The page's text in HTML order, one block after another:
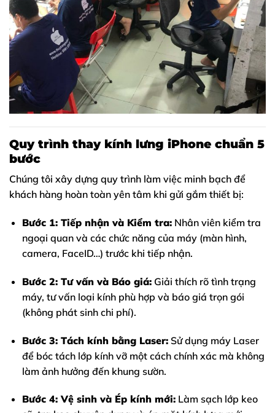
Quy trình thay kính lưng iPhone chuẩn 5
bước
Chúng tôi xây dựng quy trình làm việc minh bạch để
khách hàng hoàn toàn yên tâm khi gửi gắm thiết bị:
Bước 1: Tiếp nhận và Kiểm tra:Nhân viên kiểm tra
ngoại quan và các chức năng của máy (màn hình,
camera, FaceID…) trước khi tiếp nhận.
Bước 2: Tư vấn và Báo giá:Giải thích rõ tình trạng
máy, tư vấn loại kính phù hợp và báo giá trọn gói
(không phát sinh chi phí).
Bước 3: Tách kính bằng Laser:Sử dụng máy Laser
để bóc tách lớp kính vỡ một cách chính xác mà không
làm ảnh hưởng đến khung sườn.
Bước 4: Vệ sinh và Ép kính mới:Làm sạch lớp keo